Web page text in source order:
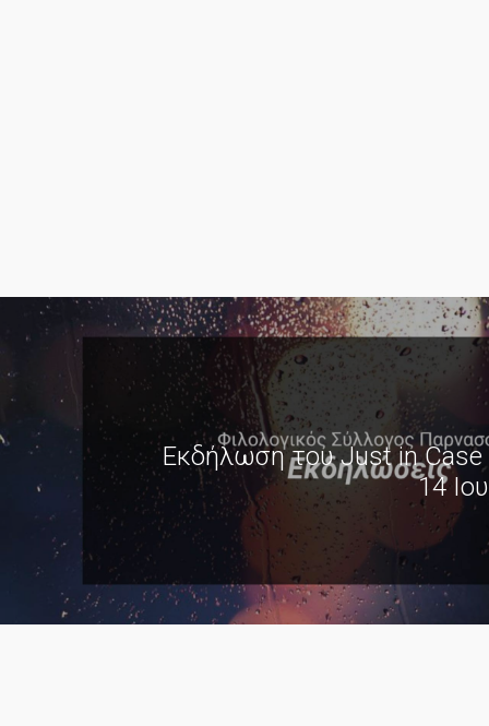
Εκδήλωση του Just in Case
14